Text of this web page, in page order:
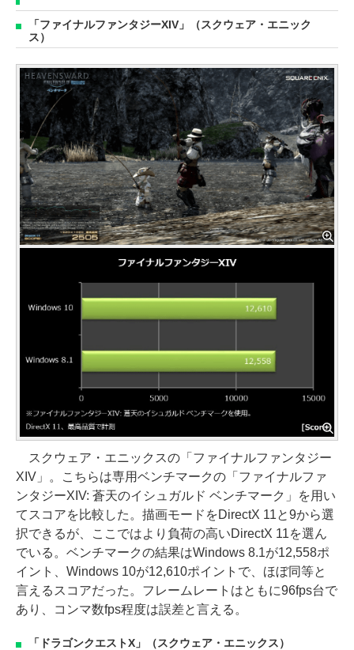
「ファイナルファンタジーXIV」（スクウェア・エニック
ス）
スクウェア・エニックスの「ファイナルファンタジー
XIV」。こちらは専用ベンチマークの「ファイナルファ
ンタジーXIV: 蒼天のイシュガルド ベンチマーク」を用い
てスコアを比較した。描画モードをDirectX 11と9から選
択できるが、ここではより負荷の高いDirectX 11を選ん
でいる。ベンチマークの結果はWindows 8.1が12,558ポ
イント、Windows 10が12,610ポイントで、ほぼ同等と
言えるスコアだった。フレームレートはともに96fps台で
あり、コンマ数fps程度は誤差と言える。
「ドラゴンクエストX」（スクウェア・エニックス）